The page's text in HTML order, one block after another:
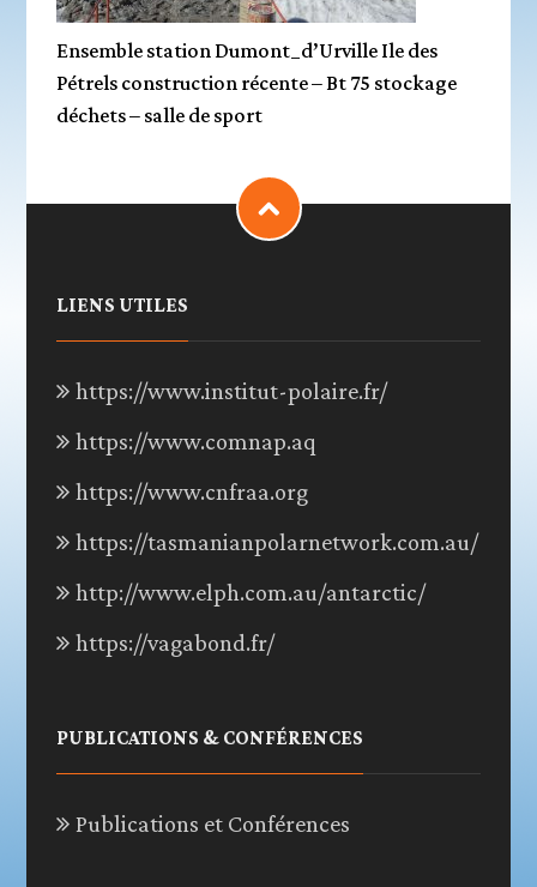
Ensemble station Dumont_d’Urville Ile des
Pétrels construction récente – Bt 75 stockage
déchets – salle de sport
LIENS UTILES
https://www.institut-polaire.fr/
https://www.comnap.aq
https://www.cnfraa.org
https://tasmanianpolarnetwork.com.au/
http://www.elph.com.au/antarctic/
https://vagabond.fr/
PUBLICATIONS & CONFÉRENCES
Publications et Conférences